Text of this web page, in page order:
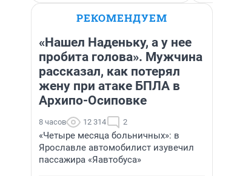
РЕКОМЕНДУЕМ
«Нашел Наденьку, а у нее
пробита голова». Мужчина
рассказал, как потерял
жену при атаке БПЛА в
Архипо-Осиповке
8 часов 12 314 2
«Четыре месяца больничных»: в
Ярославле автомобилист изувечил
пассажира «Яавтобуса»